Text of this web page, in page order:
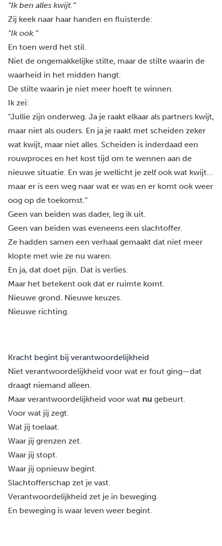
“Ik ben alles kwijt.”
Zij keek naar haar handen en fluisterde:
“Ik ook.”
En toen werd het stil.
Niet de ongemakkelijke stilte, maar de stilte waarin de
waarheid in het midden hangt.
De stilte waarin je niet meer hoeft te winnen.
Ik zei:
“Jullie zijn onderweg. Ja je raakt elkaar als partners kwijt,
maar niet als ouders. En ja je raakt met scheiden zeker
wat kwijt, maar niet alles. Scheiden is inderdaad een
rouwproces en het kost tijd om te wennen aan de
nieuwe situatie. En was je wellicht je zelf ook wat kwijt…
maar er is een weg naar wat er was en er komt ook weer
oog op de toekomst.”
Geen van beiden was dader, leg ik uit.
Geen van beiden was eveneens een slachtoffer.
Ze hadden samen een verhaal gemaakt dat niet meer
klopte met wie ze nu waren.
En ja, dat doet pijn. Dat is verlies.
Maar het betekent ook dat er ruimte komt.
Nieuwe grond. Nieuwe keuzes.
Nieuwe richting.
Kracht begint bij verantwoordelijkheid
Niet verantwoordelijkheid voor wat er fout ging—dat
draagt niemand alleen.
Maar verantwoordelijkheid voor wat nu gebeurt.
Voor wat jij zegt.
Wat jij toelaat.
Waar jij grenzen zet.
Waar jij stopt.
Waar jij opnieuw begint.
Slachtofferschap zet je vast.
Verantwoordelijkheid zet je in beweging.
En beweging is waar leven weer begint.